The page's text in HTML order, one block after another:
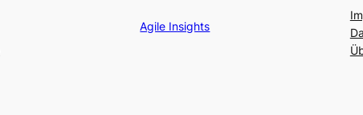
Agile Insights